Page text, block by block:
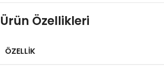
Ürün Özellikleri
ÖZELLIK